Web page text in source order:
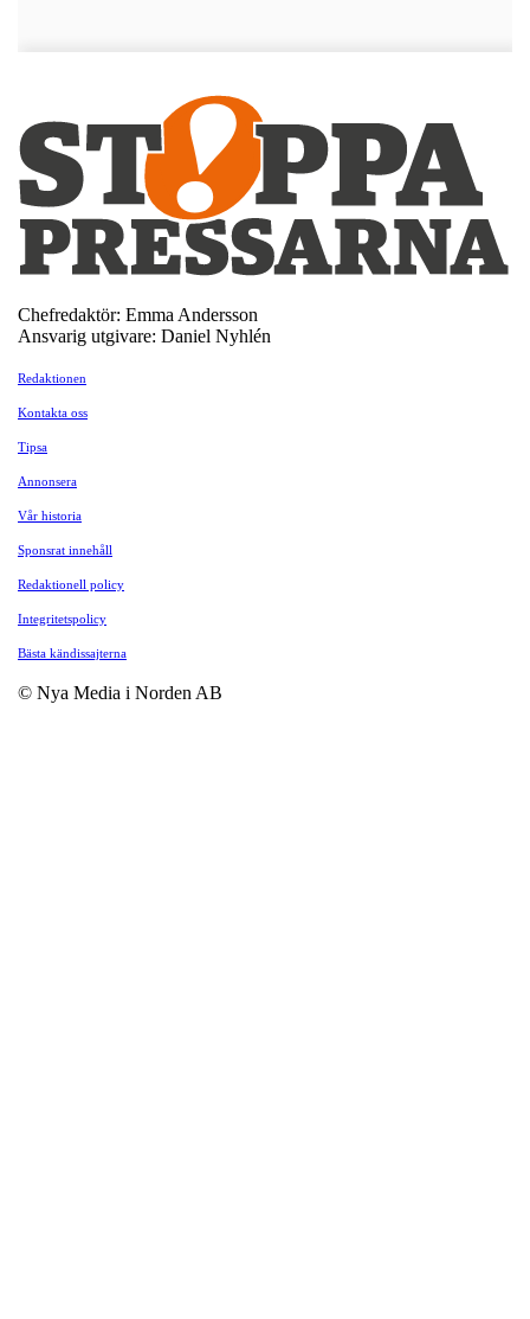
Chefredaktör: Emma Andersson
Ansvarig utgivare: Daniel Nyhlén
Redaktionen
Kontakta oss
Tipsa
Annonsera
Vår historia
Sponsrat innehåll
Redaktionell policy
Integritetspolicy
Bästa kändissajterna
© Nya Media i Norden AB